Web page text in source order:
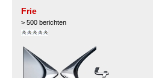
Frie
> 500 berichten